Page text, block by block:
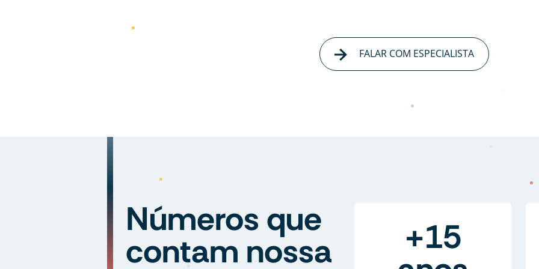
FALAR COM ESPECIALISTA
Números que
contam nossa +15